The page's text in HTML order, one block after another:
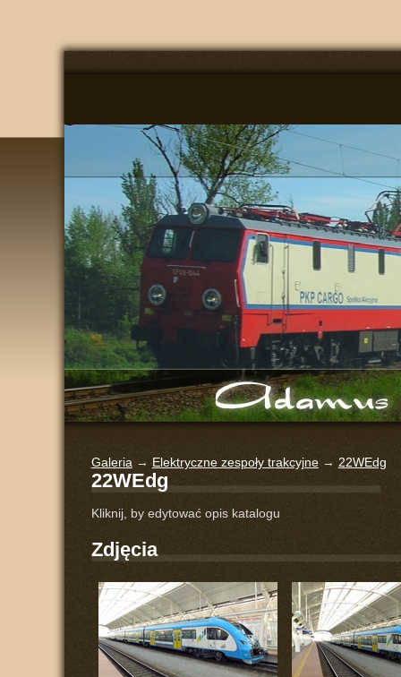
Galeria → Elektryczne zespoły trakcyjne→ 22WEdg
22WEdg
Kliknij, by edytować opis katalogu
Zdjęcia